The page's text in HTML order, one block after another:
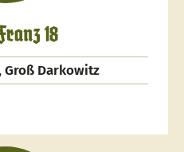
18
Groß Darkowitz